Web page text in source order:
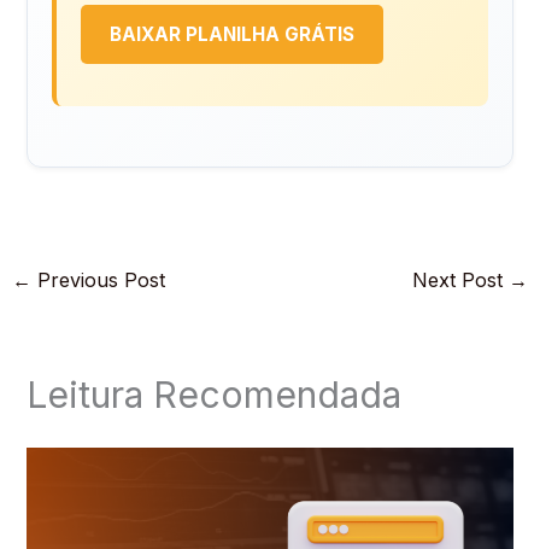
BAIXAR PLANILHA GRÁTIS
← Previous Post Next Post →
Leitura Recomendada